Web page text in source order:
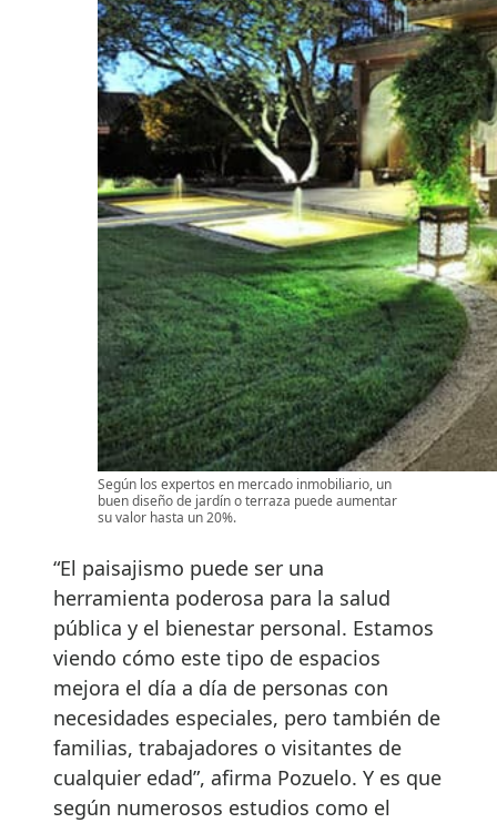
Según los expertos en mercado inmobiliario, un
buen diseño de jardín o terraza puede aumentar
su valor hasta un 20%.
“El paisajismo puede ser una
herramienta poderosa para la salud
pública y el bienestar personal. Estamos
viendo cómo este tipo de espacios
mejora el día a día de personas con
necesidades especiales, pero también de
familias, trabajadores o visitantes de
cualquier edad”, afirma Pozuelo. Y es que
según numerosos estudios como el